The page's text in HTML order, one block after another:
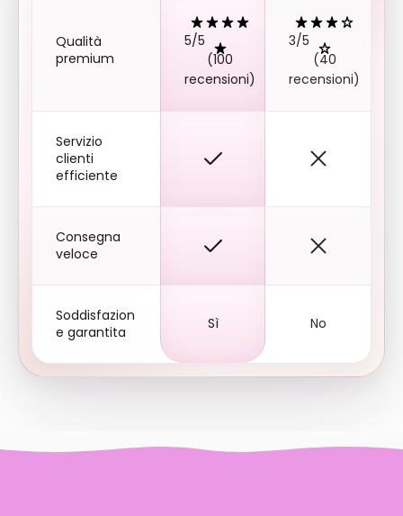
Qualità
premium
5/5
(100
recensioni)
3/5
(40
recensioni)
Servizio
clienti
efficiente
Consegna
veloce
Soddisfazion
e garantita
Sì No